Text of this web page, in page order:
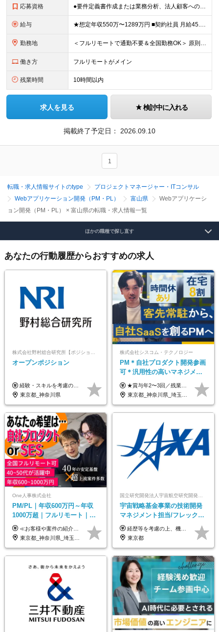
応募資格 ●要件定義書作成または業務分析、法人顧客への提案・折衝の実務経験がある方 ●学歴不問 ≪契約社員のみ≫ ■契約の更新 有（半年ごと） ※入社半年後に実務習得の確認テストを実施し、 合格することが更
給与 ★想定年収550万〜1289万円 ■契約社員 月給45.8万〜71.6万円 ★想定年収688万〜1611万円 ■正社員 月給57.3万〜89.5万円 ※給与は経験・スキルを考慮の上、決定します。
勤務地 ＜フルリモートで通勤不要＆全国勤務OK＞ 原則フルリモート勤務となりますので、全国からのご応募をお待ちしています。 (変更の範囲)上記を除く当社関連勤務地
働き方 フルリモートがメイン
残業時間 10時間以内
求人を見る 検討中に入れる
掲載終了予定日： 2026.09.10
1
転職・求人情報サイトのtype
プロジェクトマネージャー・ITコンサル
Webアプリケーション開発（PM・PL）
富山県
Webアプリケーシ
ョン開発（PM・PL） × 富山県の転職・求人情報一覧
ほかの職種で探し直す
あなたの行動履歴からおすすめの求人
株式会社野村総合研究所【ポジションマッチ登録】
オープンポジション
経験・スキルを考慮の上、決定します。
東京都_神奈川県
株式会社シスコム・テクノロジー
PM＊自社プロダクト開発参画
可＊汎用性の高いマネジメン
トスキル＊年収1000万以上可
★賞与年2〜3回／残業代全額支給／子ども手当（月1万円）／誕生日手当（年1回1万円）★ ＜初年度の想定年収:600万円～800万円＞ 月給50万7000円～70万4000円＋賞与年2回＋決算賞与 ※経験・能力を考慮のうえ決定します。 ※専門性を高めながらチームを牽引する「プロジェクト推進力」を高く評価し、給与へダイレクトに反映します。 ※試用期間6ヶ月（待遇変動なし） 年収800万円以上も⽬指せます。 経験・スキル・前職給与を最大限に考慮し、 ご納得いただける条件を提示します。 【賞与】 年2〜3回支給（7月・12月＋業績により決算賞与） 当社では、目の前の案件による固定報酬だけが評価の全てではありません。 メンバー育成、現場でのポジション拡大、 ナレッジの共有、そして組織づくりへの参画など、 「会社への貢献度（ビジネスプロセス）」 を昇給・賞与へダイレクトに反映しています。 専門性を高める「技術」と、チームを前進させる「プロジェクト推進」。 この両輪を回すことで、確かなスキル成長と年収アップを同時に実現できる環境です。
東京都_神奈川県_埼玉県_千葉県
One人事株式会社
PM/PL｜年収600万円～年収
1000万超｜フルリモート｜
SIerへの変革期をリード＆自
社サービス
≪お客様や案件の紹介によりインセンティブを支給！≫ 月給40万円以上＋賞与年2回＋インセンティブ ◎経験やスキルを考慮の上、優遇します ◎上記月給は固定残業代月45時間分(月額9万1040円以上)を含みます。超過した場合は全額追加支給します ◎試用期間3カ月あり(給与や福利厚生等は同じです) ＜年収例＞ 36歳／PL（元SE）／580万円 / 官公庁向けWebシステム開発 ※メンバーから2年でPLへ昇格 41歳／SL／616万円 / メーカー向けWebサイト開発 46歳／PL／742万円 / 金融情報連携システム開発 52歳 / PM / 952万円 / 信販システムの再構築 55歳 / PM / 910万円 / 製造業向け基盤構築開発
東京都_神奈川県_埼玉県_千葉県_大阪府_愛知県_北海道_青森県_岩手県_宮城県_秋田県_山形県_福島県_茨城県_栃木県_群馬県_新潟県_山梨県_長野県_富山県_石川県_福井県_静岡県_岐阜県_三重県_兵庫県_京都府_滋賀県_奈良県_和歌山県_広島県_岡山県_鳥取県_島根県_山口県_徳島県_香川県_愛媛県_高知県_福岡県_熊本県_佐賀県_長崎県_大分県_宮崎県_鹿児島県_沖縄県
宇宙戦略基金事業の技術開発
マネジメント担当/フレックス
制/リモート活用/異業種出身者
歓迎/国家プロジェクト
経歴等を考慮の上、機構の規定により決定します。 ＜大学卒業後、正規社員として民間企業に3年勤務した場合＞ ・月給30万円以上 ・年収470万円以上 年収概算を試算する場合は以下をご確認ください。 https://www.jaxa.jp/about/employ/trial_j.html ■昇給年1回、賞与年2回 ■諸手当（住居手当、通勤手当他） ■退職金制度あり ※年収470万円～ ※超過勤務分は別途支給します。 ※6ヶ月の試用期間あり。その間の待遇・給与に差異はありません。
東京都